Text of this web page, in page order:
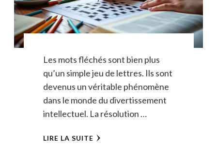
Les mots fléchés sont bien plus
qu’un simple jeu de lettres. Ils sont
devenus un véritable phénomène
dans le monde du divertissement
intellectuel. La résolution …
LIRE LA SUITE